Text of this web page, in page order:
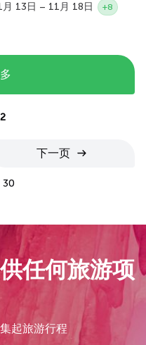
月 13日 – 11月 18日
+8
2
下一页
30
任何旅游项
起旅游行程